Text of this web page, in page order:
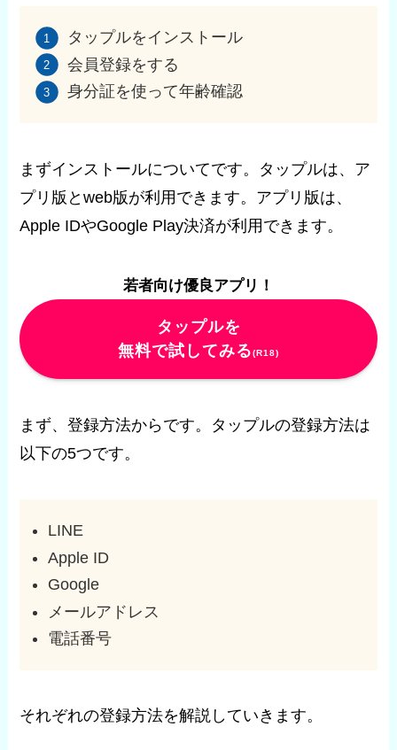
タップルをインストール
会員登録をする
身分証を使って年齢確認
まずインストールについてです。タップルは、ア
プリ版とweb版が利用できます。アプリ版は、
Apple IDやGoogle Play決済が利用できます。
若者向け優良アプリ！
タップルを
無料で試してみる(R18)
まず、登録方法からです。タップルの登録方法は
以下の5つです。
LINE
Apple ID
Google
メールアドレス
電話番号
それぞれの登録方法を解説していきます。